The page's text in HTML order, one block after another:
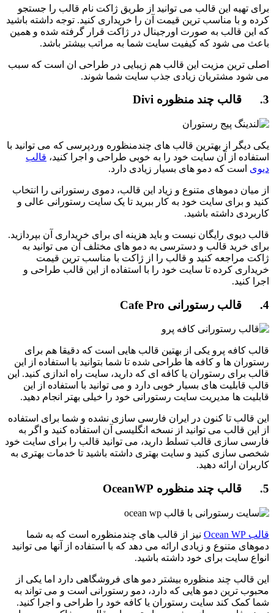
برای تهیه این قالب می توانید از طریق ژاکت نام قالب را جستجو
کرده و با مناسب ترین قیمت آن را خریداری کنید. توجه داشته باشید
که این قالب به صورت اورجینال در ژاکت قرار گرفته شده و همین
باعث می شود که کیفیت سایت شما به مراتب بیشتر باشد.
اصلی ترین مزیت این قالب هم زیبایی در طراحی ان است که سبب
می شود مشتریان زیادی جذب سایت شما شوند.
3. قالب چند منظوره Divi
یکی دیگر از بهترین قالب های چندمنظوره وردپرسی که می توانید با
استفاده از آن سایت خود را به خوبی طراحی و اجرا کنید، قالب
دیوی است که دمو های بسیار زیادی دارد.
از میان دموهای متنوع و زیاد این قالب، دموی رستورانی را انتخاب
کنید و برای سایت خود به کار ببرید تا یک سایت رستورانی عالی و
کاربردی داشته باشید.
قالب دیوی رایگان نیست و باید هزینه ای برای خریداری آن بپردازید.
برای خرید قالب و دسترسی به دمو های مختلف آن می توانید به
ژاکت مراجعه کنید و قالب را از ژاکت با مناسب ترین قیمت
خریداری کرده تا سایت خود را با استفاده از این قالب طراحی و
اجرا کنید.
4. قالب رستورانی Cafe Pro
قالب کافه پرو یکی از بهتین قالب هایی است که دقیقا هم برای
رستوران ها و کافه ها طراحی شده تا شما بتوانید با استفاده از این
قالب برای رستوران یا کافه ای که دارید، سایت راه اندازی کنید. این
قالب قابلیت های بسیار خوبی دارد و می توانید با استفاده از این
قابلیت ها مدیریت سایت رستورانی خود را خیلی بهتر انجام دهید.
این قالب تا کنون در ایران فارسی سازی نشده و شما برای استفاده
از این قالب می توانید از نسخه انگلیسی آن استفاده کنید و اگر به
فارسی سازی قالب تسلط دارید، می توانید قالب را برای سایت خود
شخصی سازی کنید و سایت بهتری داشته باشید تا خدمات بهتری به
کاربران ارائه دهید.
5. قالب چند منظوره OceanWP
قالب Ocean WP
نیز از قالب های چندمنظوره است که به شما
دموهای متنوع و زیادی ارائه می دهد که با استفاده از آنها می توانید
انواع سایت برای خود داشته باشید.
این قالب چند منظوره بیشتر دمو های فروشگاهی دارد اما یکی از
محبوب ترین دمو هایی که دارد، دمو رستورانی است و می تواند به
شما کمک کند سایت رستوران یا کافه خود را طراحی و اجرا کنید.